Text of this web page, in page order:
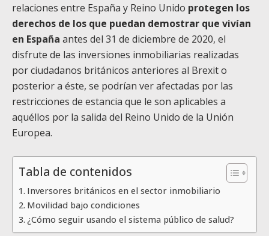
relaciones entre España y Reino Unido protegen los
derechos de los que puedan demostrar que vivían
en España antes del 31 de diciembre de 2020, el
disfrute de las inversiones inmobiliarias realizadas
por ciudadanos británicos anteriores al Brexit o
posterior a éste, se podrían ver afectadas por las
restricciones de estancia que le son aplicables a
aquéllos por la salida del Reino Unido de la Unión
Europea.
Tabla de contenidos
Inversores británicos en el sector inmobiliario
Movilidad bajo condiciones
¿Cómo seguir usando el sistema público de salud?